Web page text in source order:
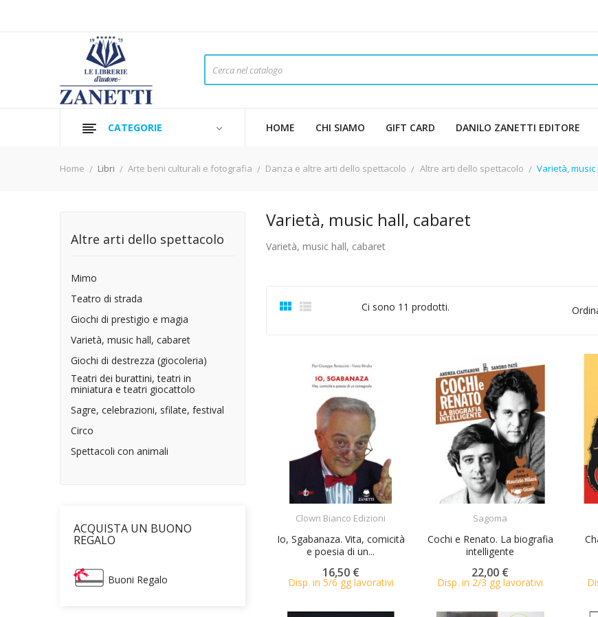
CATEGORIE HOME CHI SIAMO GIFT CARD DANILO ZANETTI EDITORE
Home Libri Arte beni culturali e fotografia Danza e altre arti dello spettacolo Altre arti dello spettacolo Varietà,
Altre arti dello spettacolo
Mimo
Teatro di strada
Giochi di prestigio e magia
Varietà, music hall, cabaret
Giochi di destrezza (giocoleria)
Teatri dei burattini, teatri in
miniatura e teatri giocattolo
Sagre, celebrazioni, sfilate, festival
Circo
Spettacoli con animali
ACQUISTA UN BUONO
REGALO
Buoni Regalo
Varietà, music hall, cabaret
Varietà, music hall, cabaret
  Ci sono 11 prodotti.
Clown Bianco Edizioni
Io, Sgabanaza. Vita, comicità
e poesia di un...
16,50 €
Disp. in 5/6 gg lavorativi
Sagoma
Cochi e Renato. La biografia
intelligente
22,00 €
Disp. in 2/3 gg lavorativi